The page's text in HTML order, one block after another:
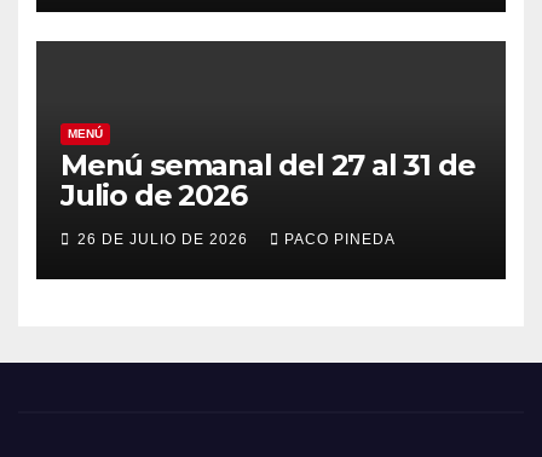
MENÚ
Menú semanal del 27 al 31 de
Julio de 2026
26 DE JULIO DE 2026 PACO PINEDA